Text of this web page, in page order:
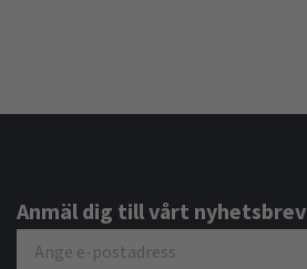
Anmäl dig till vårt nyhetsbrev